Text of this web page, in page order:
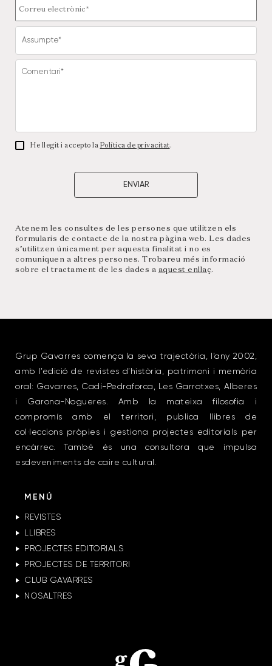
electrònic
*
Acceptació
He llegit i accepto la Política de privacitat.
Atenem les consultes de les persones que utilitzen els
formularis de contacte de la nostra pàgina web. Les dades
s’utilitzen únicament per aquesta finalitat i no es
comuniquen a altres persones. Trobareu més informació
sobre el tractament de les dades a aquest enllaç.
Grup Gavarres comença la seva trajectòria, l’any 2002,
amb l’edició de revistes d’història, patrimoni i memòria
oral: Gavarres, Cadí-Pedraforca, Les Garrotxes, Alberes
i Garona-Nogueres. Amb la mateixa filosofia i
compromís amb el territori, publica llibres de
col·leccions pròpies i gestiona projectes editorials per
encàrrec. També és una consultora que impulsa
esdeveniments de caire cultural.
MENÚ
REVISTES
LLIBRES
PROJECTES EDITORIALS
PROJECTES DE TERRITORI
CLUB GAVARRES
NOSALTRES